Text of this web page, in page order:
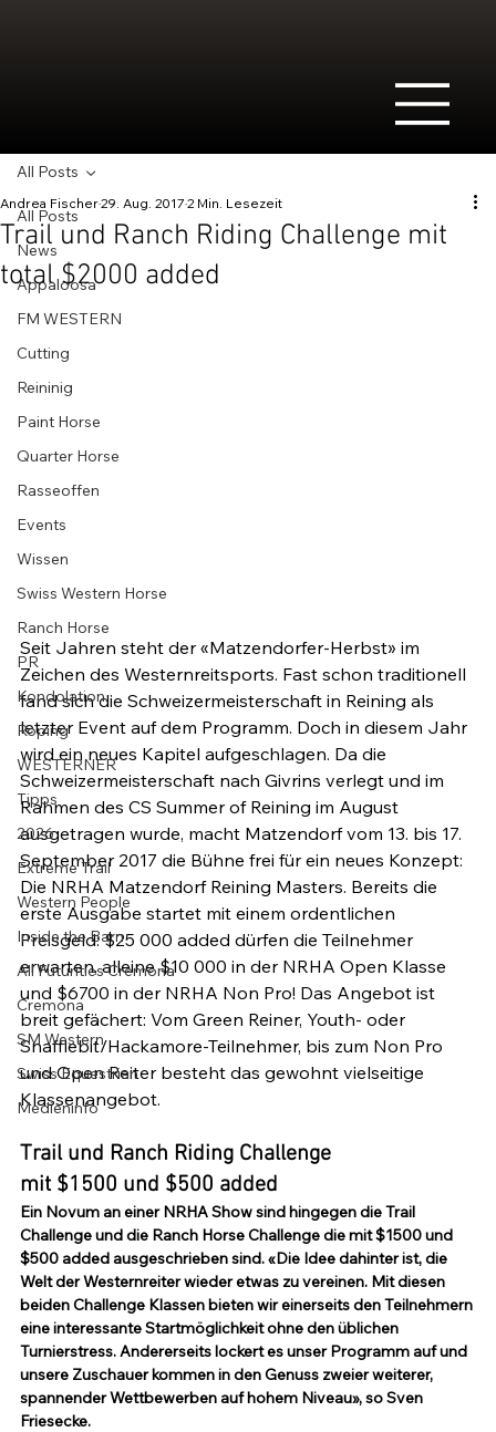
All Posts
News
Appaloosa
FM WESTERN
Cutting
Reininig
Paint Horse
Quarter Horse
Rasseoffen
Events
Wissen
Swiss Western Horse
Ranch Horse
PR
Kondolation
Roping
WESTERNER
Tipps
2026
Extreme Trail
Western People
Inside the Barn
All Futurities Cremona
Cremona
SM Western
Swiss Equestrian
Medieninfo
All Posts
Trail und Ranch Riding Challenge mit
total $2000 added
Andrea Fischer29. Aug. 2017 2 Min. Lesezeit
Seit Jahren steht der «Matzendorfer-Herbst» im
Zeichen des Westernreitsports. Fast schon traditionell
fand sich die Schweizermeisterschaft in Reining als
letzter Event auf dem Programm. Doch in diesem Jahr
wird ein neues Kapitel aufgeschlagen. Da die
Schweizermeisterschaft nach Givrins verlegt und im
Rahmen des CS Summer of Reining im August
ausgetragen wurde, macht Matzendorf vom 13. bis 17.
September 2017 die Bühne frei für ein neues Konzept:
Die NRHA Matzendorf Reining Masters. Bereits die
erste Ausgabe startet mit einem ordentlichen
Preisgeld: $25 000 added dürfen die Teilnehmer
erwarten, alleine $10 000 in der NRHA Open Klasse
und $6700 in der NRHA Non Pro! Das Angebot ist
breit gefächert: Vom Green Reiner, Youth- oder
Snafflebit/Hackamore-Teilnehmer, bis zum Non Pro
und Open Reiter besteht das gewohnt vielseitige
Trail und Ranch Riding Challenge
mit $1500 und $500 added
Ein Novum an einer NRHA Show sind hingegen die Trail
Challenge und die Ranch Horse Challenge die mit $1500 und
$500 added ausgeschrieben sind. «Die Idee dahinter ist, die
Welt der Westernreiter wieder etwas zu vereinen. Mit diesen
beiden Challenge Klassen bieten wir einerseits den Teilnehmern
eine interessante Startmöglichkeit ohne den üblichen
Turnierstress. Andererseits lockert es unser Programm auf und
unsere Zuschauer kommen in den Genuss zweier weiterer,
spannender Wettbewerben auf hohem Niveau», so Sven
Friesecke.